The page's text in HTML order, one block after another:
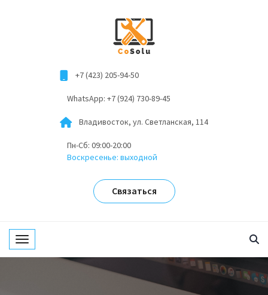
+7 (423) 205-94-50
WhatsApp: +7 (924) 730-89-45
Владивосток, ул. Светланская, 114
Пн-Сб: 09:00-20:00
Воскресенье: выходной
Связаться
Toggle navigation